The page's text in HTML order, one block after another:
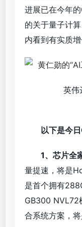
进展已在今年
的关于量子计
内看到有实质增
英伟
以下是今
1、芯片全
量提速，将是
是首个拥有
GB300 NVL72
合系统方案，